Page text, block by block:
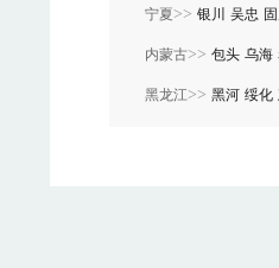
宁夏>> 银川 吴忠
内蒙古>> 包头 乌海
黑龙江>> 黑河 绥化